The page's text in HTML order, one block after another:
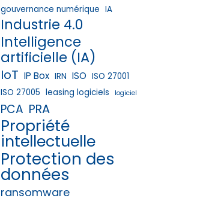
gouvernance numérique IA
Industrie 4.0
Intelligence
artificielle (IA)
IoT IP Box IRN ISO ISO 27001
ISO 27005 leasing logiciels logiciel
PCA PRA
Propriété
intellectuelle
Protection des
données
ransomware